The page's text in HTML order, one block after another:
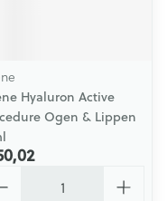
Hyaluron Active
Ogen & Lippen